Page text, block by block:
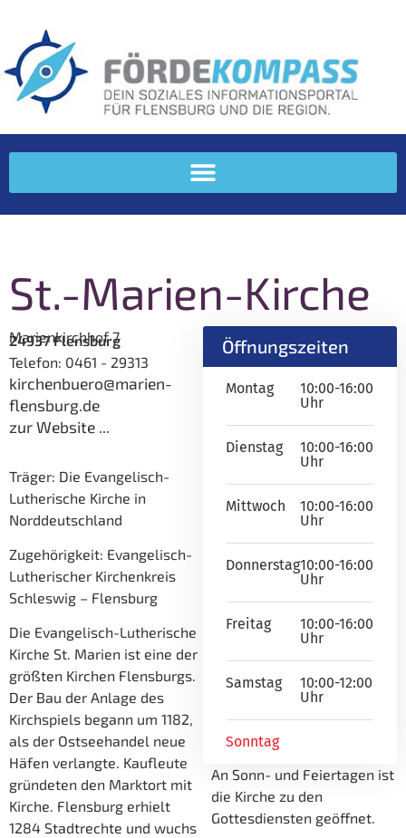
St.-Marien-Kirche
Marienkirchhof 7
24937Flensburg
Telefon: 0461 - 29313
kirchenbuero@marien-
flensburg.de
zur Website ...
Träger: Die Evangelisch-
Lutherische Kirche in
Norddeutschland
Zugehörigkeit: Evangelisch-
Lutherischer Kirchenkreis
Schleswig – Flensburg
Die Evangelisch-Lutherische
Kirche St. Marien ist eine der
größten Kirchen Flensburgs.
Der Bau der Anlage des
Kirchspiels begann um 1182,
als der Ostseehandel neue
Häfen verlangte. Kaufleute
gründeten den Marktort mit
Kirche. Flensburg erhielt
1284 Stadtrechte und wuchs
Öffnungszeiten
Montag
10:00-16:00
Uhr
Dienstag
10:00-16:00
Uhr
Mittwoch
10:00-16:00
Uhr
Donnerstag10:00-16:00
Uhr
Freitag
10:00-16:00
Uhr
Samstag
10:00-12:00
Uhr
Sonntag
An Sonn- und Feiertagen ist
die Kirche zu den
Gottesdiensten geöffnet.